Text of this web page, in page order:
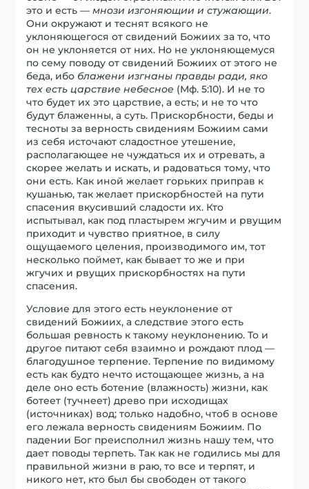
это и есть —мнози изгоняющии и стужающии.
Они окружают и теснят всякого не
уклоняющегося от свидений Божиих за то, что
он не уклоняется от них. Но не уклоняющемуся
по сему поводу от свидений Божиих от этого не
беда, ибо блажени изгнаны правды ради, яко
тех есть царствие небесное (Мф. 5:10). И не то
что будет их это царствие, а есть; и не то что
будут блаженны, а суть. Прискорбности, беды и
тесноты за верность свидениям Божиим сами
из себя источают сладостное утешение,
располагающее не чуждаться их и отревать, а
скорее желать и искать, и радоваться тому, что
они есть. Как иной желает горьких приправ к
кушанью, так желает прискорбностей на пути
спасения вкусивший сладости их. Кто
испытывал, как под пластырем жгучим и рвущим
приходит и чувство приятное, в силу
ощущаемого целения, производимого им, тот
несколько поймет, как бывает то же и при
жгучих и рвущих прискорбностях на пути
спасения.
Условие для этого есть неуклонение от
свидений Божиих, а следствие этого есть
большая ревность к такому неуклонению. То и
другое питают себя взаимно и рождают плод —
благодушное терпение. Терпение по видимому
есть как будто нечто истощающее жизнь, а на
деле оно есть ботение (влажность) жизни, как
ботеет (тучнеет) древо при исходищах
(источниках) вод; только надобно, чтоб в основе
его лежала верность свидениям Божиим. По
падении Бог преисполнил жизнь нашу тем, что
дает поводы терпеть. Так как не годились мы для
правильной жизни в раю, то все и терпят, и
никого нет, кто был бы свободен от такого